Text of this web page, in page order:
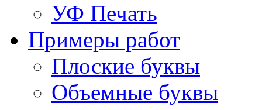
УФ Печать
Примеры работ
Плоские буквы
Объемные буквы